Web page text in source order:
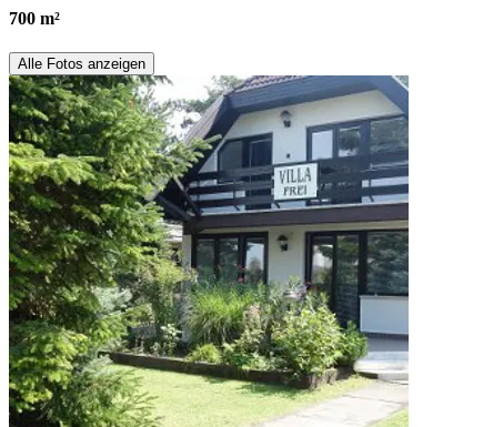
700 m²
Alle Fotos anzeigen